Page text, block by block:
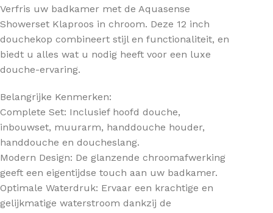
Verfris uw badkamer met de Aquasense
Showerset Klaproos in chroom. Deze 12 inch
douchekop combineert stijl en functionaliteit, en
biedt u alles wat u nodig heeft voor een luxe
douche-ervaring.
Belangrijke Kenmerken:
Complete Set: Inclusief hoofd douche,
inbouwset, muurarm, handdouche houder,
handdouche en doucheslang.
Modern Design: De glanzende chroomafwerking
geeft een eigentijdse touch aan uw badkamer.
Optimale Waterdruk: Ervaar een krachtige en
gelijkmatige waterstroom dankzij de